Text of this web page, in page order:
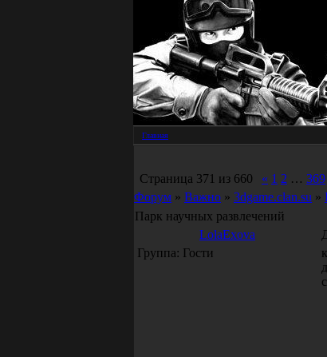
Главная
Страница 371 из 660 « 1 2 … 369
Форум » Важно » 3dgame.clan.su »
Парк научных развлечений
LolaExova
Группа: Гости